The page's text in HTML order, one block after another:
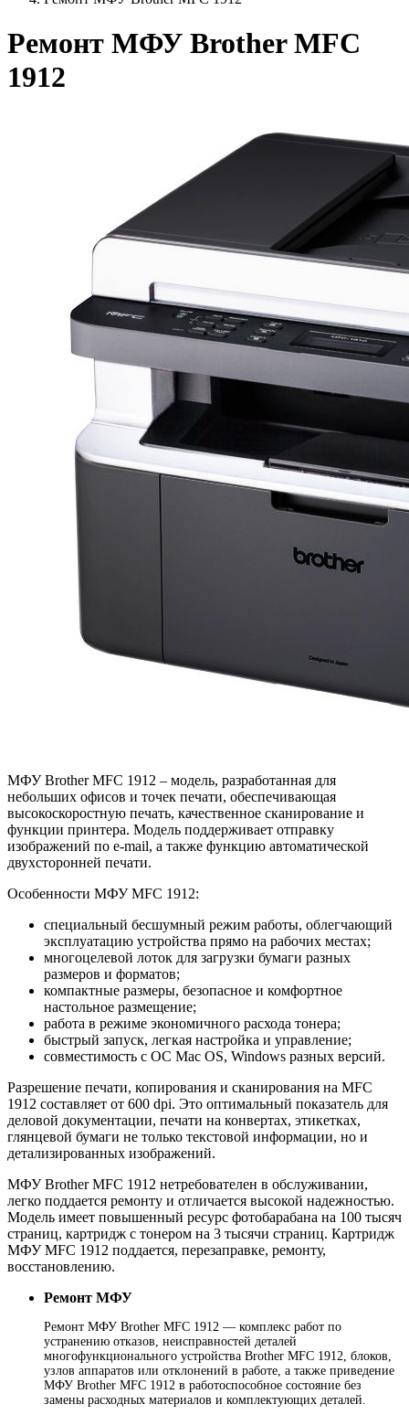
Ремонт МФУ Brother MFC
1912
МФУ Brother MFC 1912 – модель, разработанная для
небольших офисов и точек печати, обеспечивающая
высокоскоростную печать, качественное сканирование и
функции принтера. Модель поддерживает отправку
изображений по e-mail, а также функцию автоматической
двухсторонней печати.
Особенности МФУ MFC 1912:
специальный бесшумный режим работы, облегчающий
эксплуатацию устройства прямо на рабочих местах;
многоцелевой лоток для загрузки бумаги разных
размеров и форматов;
компактные размеры, безопасное и комфортное
настольное размещение;
работа в режиме экономичного расхода тонера;
быстрый запуск, легкая настройка и управление;
совместимость с ОС Mac OS, Windows разных версий.
Разрешение печати, копирования и сканирования на MFC
1912 составляет от 600 dpi. Это оптимальный показатель для
деловой документации, печати на конвертах, этикетках,
глянцевой бумаги не только текстовой информации, но и
детализированных изображений.
МФУ Brother MFC 1912 нетребователен в обслуживании,
легко поддается ремонту и отличается высокой надежностью.
Модель имеет повышенный ресурс фотобарабана на 100 тысяч
страниц, картридж с тонером на 3 тысячи страниц. Картридж
МФУ MFC 1912 поддается, перезаправке, ремонту,
восстановлению.
Ремонт МФУ
Ремонт МФУ Brother MFC 1912 — комплекс работ по
устранению отказов, неисправностей деталей
многофункционального устройства Brother MFC 1912, блоков,
узлов аппаратов или отклонений в работе, а также приведение
МФУ Brother MFC 1912 в работоспособное состояние без
замены расходных материалов и комплектующих деталей.